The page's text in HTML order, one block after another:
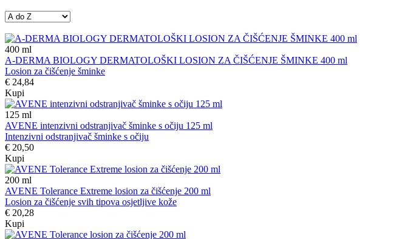
400 ml
A-DERMA BIOLOGY DERMATOLOŠKI LOSION ZA ČIŠĆENJE ŠMINKE 400 ml
Losion za čišćenje šminke
€ 24,84
Kupi
125 ml
AVENE intenzivni odstranjivač šminke s očiju 125 ml
Intenzivni odstranjivač šminke s očiju
€ 20,50
Kupi
200 ml
AVENE Tolerance Extreme losion za čišćenje 200 ml
Losion za čišćenje svih tipova osjetljive kože
€ 20,28
Kupi